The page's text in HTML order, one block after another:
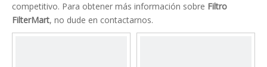
competitivo. Para obtener más información sobre Filtro
FilterMart, no dude en contactarnos.